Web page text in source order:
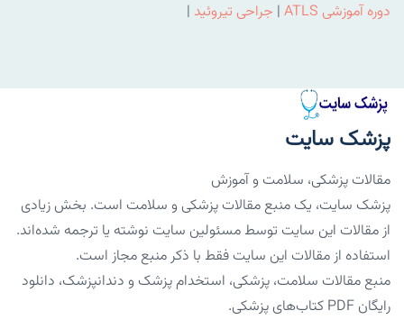
دوره آموزشی ATLS | جراحی تیروئید |
پزشک سایت
مقالات پزشکی، سلامت و آموزش
پزشک سایت، یک منبع مقالات پزشکی و سلامت است. بخش زیادی
از مقالات این سایت توسط مسئولین سایت نوشته یا ترجمه شده‌اند.
استفاده از مقالات این سایت فقط با ذکر منبع مجاز است.
منبع مقالات سلامت، پزشکی، استخدام پزشک و دندانپزشک، دانلود
رایگان PDF کتاب‌های پزشکی.